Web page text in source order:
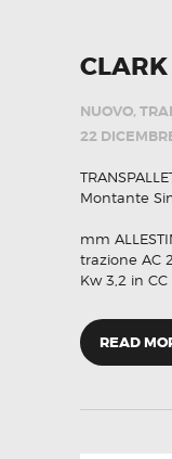
NUOVO,
22
mm
trazione AC
Kw 3,2 in
READ